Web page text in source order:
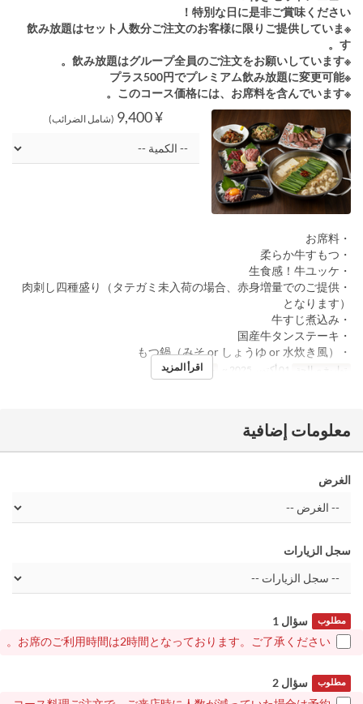
特別な日に是非ご賞味ください！
※飲み放題はセット人数分ご注文のお客様に限りご提供していま
す。
※飲み放題はグループ全員のご注文をお願いしています。
※プラス500円でプレミアム飲み放題に変更可能
※このコース価格には、お席料を含んでいます。
¥ 9,400 (شامل الضرائب)
・お席料
・柔らか牛すもつ
・生食感！牛ユッケ
・肉刺し四種盛り（タテガミ未入荷の場合、赤身増量でのご提供
となります）
・牛すじ煮込み
・国産牛タンステーキ
・もつ鍋（みそ or しょうゆ or 水炊き風）
تواريخ صالحة حد الطلب 2 ~
اقرأ المزيد
معلومات إضافية
الغرض
سجل الزيارات
سؤال 1 مطلوب
お席のご利用時間は2時間となっております。ご了承ください。
سؤال 2 مطلوب